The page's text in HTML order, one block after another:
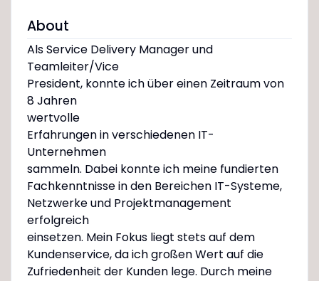
About
Als Service Delivery Manager und
Teamleiter/Vice
President, konnte ich über einen Zeitraum von
8 Jahren
wertvolle
Erfahrungen in verschiedenen IT-
Unternehmen
sammeln. Dabei konnte ich meine fundierten
Fachkenntnisse in den Bereichen IT-Systeme,
Netzwerke und Projektmanagement
erfolgreich
einsetzen. Mein Fokus liegt stets auf dem
Kundenservice, da ich großen Wert auf die
Zufriedenheit der Kunden lege. Durch meine